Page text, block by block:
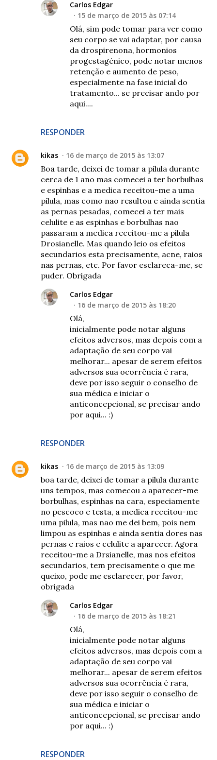
RESPONDER
Carlos Edgar
15 de março de 2015 às 07:14
Olá, sim pode tomar para ver como
seu corpo se vai adaptar, por causa
da drospirenona, hormonios
progestagénico, pode notar menos
retenção e aumento de peso,
especialmente na fase inicial do
tratamento... se precisar ando por
aqui....
kikas 16 de março de 2015 às 13:07
Boa tarde, deixei de tomar a pilula durante
cerca de 1 ano mas comecei a ter borbulhas
e espinhas e a medica receitou-me a uma
pilula, mas como nao resultou e ainda sentia
as pernas pesadas, comecei a ter mais
celulite e as espinhas e borbulhas nao
passaram a medica receitou-me a pilula
Drosianelle. Mas quando leio os efeitos
secundarios esta precisamente, acne, raios
nas pernas, etc. Por favor esclareca-me, se
puder. Obrigada
RESPONDER
Carlos Edgar
16 de março de 2015 às 18:20
Olá,
inicialmente pode notar alguns
efeitos adversos, mas depois com a
adaptação de seu corpo vai
melhorar... apesar de serem efeitos
adversos sua ocorrência é rara,
deve por isso seguir o conselho de
sua médica e iniciar o
anticoncepcional, se precisar ando
por aqui... :)
kikas 16 de março de 2015 às 13:09
boa tarde, deixei de tomar a pilula durante
uns tempos, mas comecou a aparecer-me
borbulhas, espinhas na cara, especiamente
no pescoco e testa, a medica receitou-me
uma pilula, mas nao me dei bem, pois nem
limpou as espinhas e ainda sentia dores nas
pernas e raios e celulite a aparecer. Agora
receitou-me a Drsianelle, mas nos efeitos
secundarios, tem precisamente o que me
queixo, pode me esclarecer, por favor,
obrigada
RESPONDER
Carlos Edgar
16 de março de 2015 às 18:21
Olá,
inicialmente pode notar alguns
efeitos adversos, mas depois com a
adaptação de seu corpo vai
melhorar... apesar de serem efeitos
adversos sua ocorrência é rara,
deve por isso seguir o conselho de
sua médica e iniciar o
anticoncepcional, se precisar ando
por aqui... :)